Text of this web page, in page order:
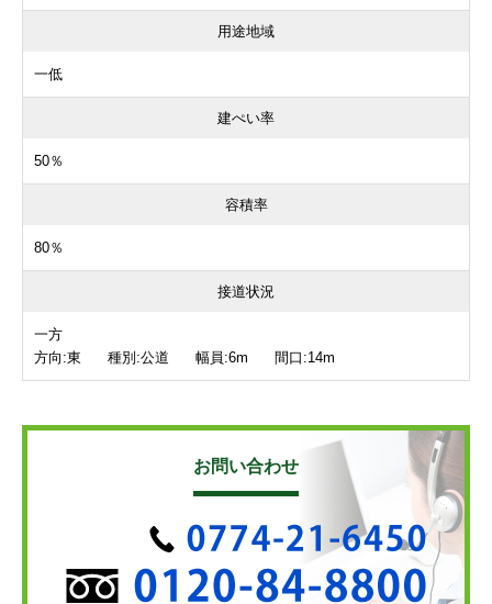
用途地域
一低
建ぺい率
50％
容積率
80％
接道状況
一方
方向:東 種別:公道 幅員:6m 間口:14m
お問い合わせ